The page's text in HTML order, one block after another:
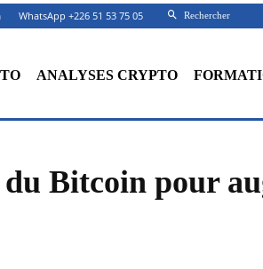
WhatsApp +226 51 53 75 05 Rechercher
ANALYSES CRYPTO
Bitcoin pour